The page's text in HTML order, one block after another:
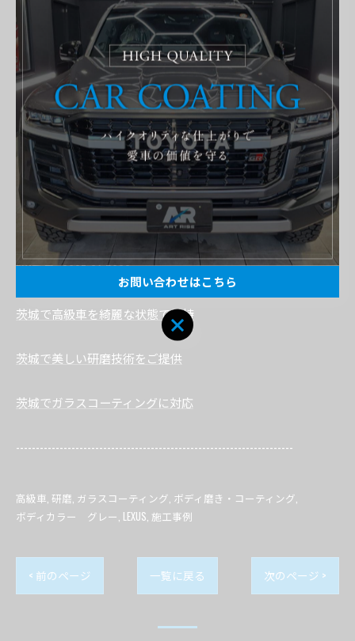
詳しい施工内容につきましては、現在YouTubeでもご紹介予定
です。
写真だけでは伝わりにくい作業工程や仕上がりの様子も動画
でご覧いただけますので、
ぜひそちらもお楽しみにお待ちください。
----------------------------------------------------------------------
ART RISE アートライズ
住所 : 茨城県常総市国生１２０８−１
電話番号 : 0297-21-5981
FAX番号 : 0297-21-5982
茨城で高級車を綺麗な状態で維持
茨城で美しい研磨技術をご提供
茨城でガラスコーティングに対応
----------------------------------------------------------------------
高級車 研磨 ガラスコーティング ボディ磨き・コーティング
ボディカラー グレー LEXUS 施工事例
< 前のページ 一覧に戻る 次のページ >
お問い合わせはこちら